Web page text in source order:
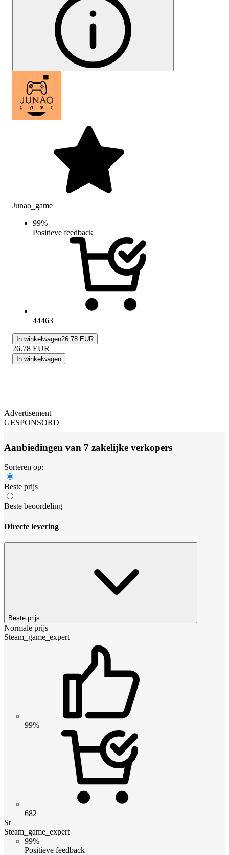
Junao_game
99%
Positieve feedback
44463
In winkelwagen26.78 EUR
26.78 EUR
In winkelwagen
Advertisement
GESPONSORD
Aanbiedingen van 7 zakelijke verkopers
Sorteren op:
Beste prijs
Beste beoordeling
Directe levering
Beste prijs
Normale prijs
Steam_game_expert
99%
682
St
Steam_game_expert
99%
Positieve feedback